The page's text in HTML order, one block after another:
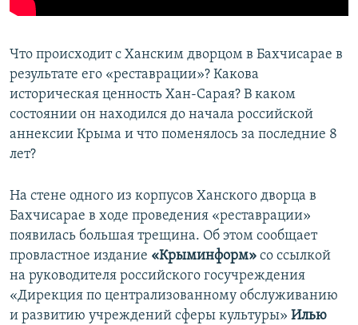
Что происходит с Ханским дворцом в Бахчисарае в
результате его «реставрации»? Какова
историческая ценность Хан-Сарая? В каком
состоянии он находился до начала российской
аннексии Крыма и что поменялось за последние 8
лет?
На стене одного из корпусов Ханского дворца в
Бахчисарае в ходе проведения «реставрации»
появилась большая трещина. Об этом сообщает
провластное издание «Крыминформ» со ссылкой
на руководителя российского госучреждения
«Дирекция по централизованному обслуживанию
и развитию учреждений сферы культуры» Илью